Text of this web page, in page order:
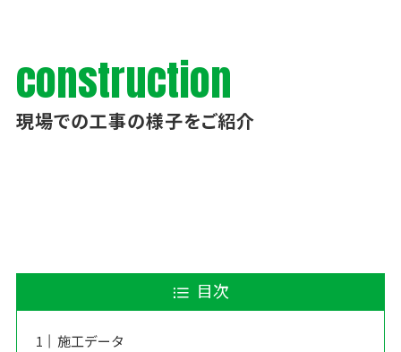
construction
現場での工事の様子をご紹介
目次
施工データ